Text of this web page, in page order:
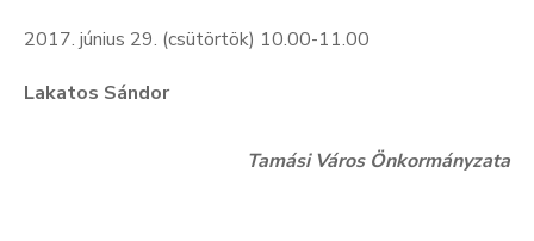
2017. június 29. (csütörtök) 10.00-11.00
Lakatos Sándor
Tamási Város Önkormányzata